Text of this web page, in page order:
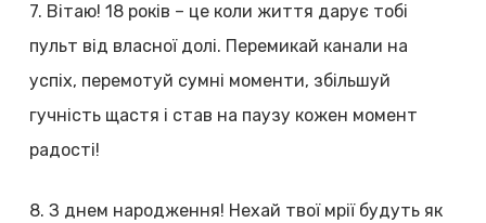
7. Вітаю! 18 років – це коли життя дарує тобі
пульт від власної долі. Перемикай канали на
успіх, перемотуй сумні моменти, збільшуй
гучність щастя і став на паузу кожен момент
радості!
8. З днем народження! Нехай твої мрії будуть як